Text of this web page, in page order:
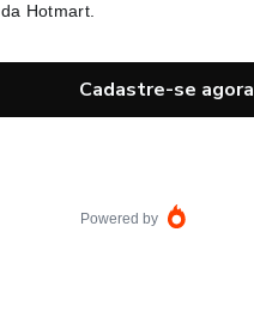
da Hotmart.
Cadastre-se agora
Powered by